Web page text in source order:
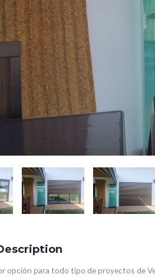
opción para todo tipo de proyectos de